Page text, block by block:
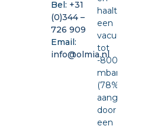
Bel: +31
(0)344 –
726 909
Email:
info@olmia.nl
haalt
een
vacuüm
tot
-800
mbar
(78%),
aangedreven
door
een